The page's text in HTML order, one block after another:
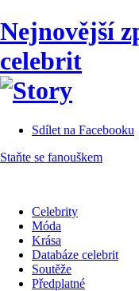
Nejnovější
celebrit
Sdílet na Facebooku
Staňte se fanouškem
Celebrity
Móda
Krása
Databáze celebrit
Soutěže
Předplatné